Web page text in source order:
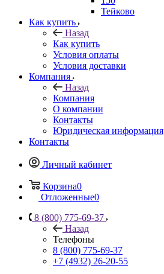
Тейково
Как купить
Назад
Как купить
Условия оплаты
Условия доставки
Компания
Назад
Компания
О компании
Контакты
Юридическая информация
Контакты
Личный кабинет
Корзина0
Отложенные0
8 (800) 775-69-37
Назад
Телефоны
8 (800) 775-69-37
+7 (4932) 26-20-55